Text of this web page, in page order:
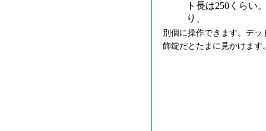
ト長は250くらい
り、
別個に操作できます。デ
飾錠だとたまに見かけます